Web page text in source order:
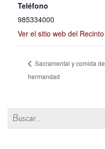
Teléfono
985334000
Ver el sitio web del Recinto
Sacramental y comida de
hermandad
Buscar